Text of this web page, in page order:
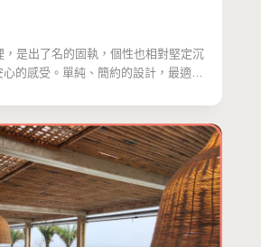
，是出了名的固執，個性也相對堅定沉
的感受。單純、簡約的設計，最適合